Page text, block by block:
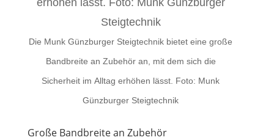
Die Munk Günzburger Steigtechnik bietet eine große
Bandbreite an Zubehör an, mit dem sich die
Sicherheit im Alltag erhöhen lässt. Foto: Munk
Günzburger Steigtechnik
Große Bandbreite an Zubehör